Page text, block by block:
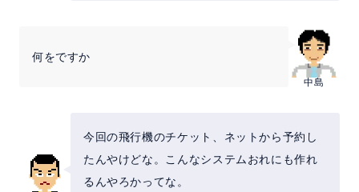
中島
何をですか
今回の飛行機のチケット、ネットから予約し
たんやけどな。こんなシステムおれにも作れ
るんやろかってな。